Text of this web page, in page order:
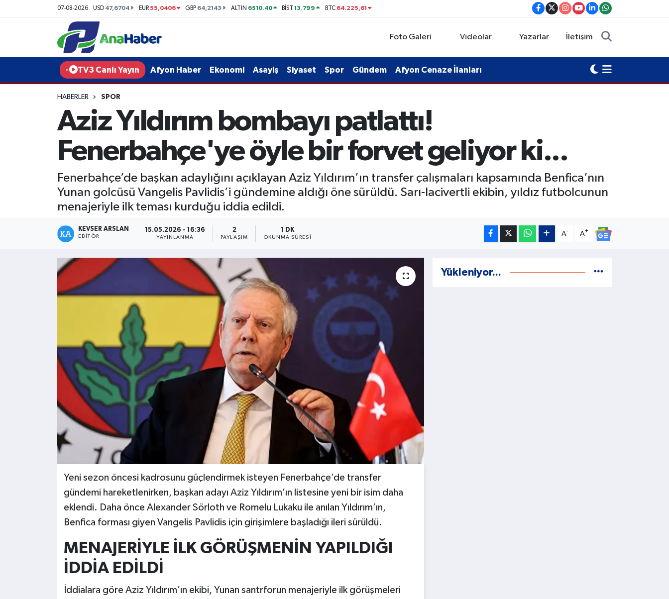
07-08-2026 USD 47,6704 EUR55,0406 GBP 64,2143 ALTIN 6510.40 BİST13.799 BTC 64.225,61
Foto Galeri Videolar Yazarlar İletişim
TV3 Canlı Yayın Afyon Haber Ekonomi Asayiş Siyaset Spor Gündem Afyon Cenaze İlanları
HABERLER SPOR
Aziz Yıldırım bombayı patlattı!
Fenerbahçe'ye öyle bir forvet geliyor ki...
Fenerbahçe’de başkan adaylığını açıklayan Aziz Yıldırım’ın transfer çalışmaları kapsamında Benfica’nın
Yunan golcüsü Vangelis Pavlidis’i gündemine aldığı öne sürüldü. Sarı-lacivertli ekibin, yıldız futbolcunun
menajeriyle ilk teması kurduğu iddia edildi.
KEVSER ARSLAN
EDITÖR
15.05.2026 - 16:36
YAYINLANMA
2
PAYLAŞIM
1 DK
OKUNMA SÜRESI
A- A+
Yeni sezon öncesi kadrosunu güçlendirmek isteyen Fenerbahçe’de transfer
gündemi hareketlenirken, başkan adayı Aziz Yıldırım’ın listesine yeni bir isim daha
eklendi. Daha önce Alexander Sörloth ve Romelu Lukaku ile anılan Yıldırım’ın,
Benfica forması giyen Vangelis Pavlidis için girişimlere başladığı ileri sürüldü.
MENAJERİYLE İLK GÖRÜŞMENİN YAPILDIĞI
İDDİA EDİLDİ
İddialara göre Aziz Yıldırım’ın ekibi, Yunan santrforun menajeriyle ilk görüşmeleri
Yükleniyor...
Yurt Haber
Afyon Haber
Kültür - Sanat
Afyonkarahisar Nöbetçi Eczaneler
Afyonkarahisar Hava Durumu
Afyonkarahisar Trafik Yoğunluk Haritası
Süper Lig Puan Durumu ve Fikstür
Son Dakika Haberleri